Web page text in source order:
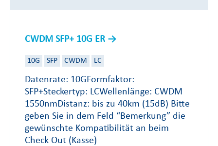
CWDM SFP+ 10G ER
10G SFP CWDM LC
Datenrate: 10GFormfaktor:
SFP+Steckertyp: LCWellenlänge: CWDM
1550nmDistanz: bis zu 40km (15dB) Bitte
geben Sie in dem Feld “Bemerkung” die
gewünschte Kompatibilität an beim
Check Out (Kasse)